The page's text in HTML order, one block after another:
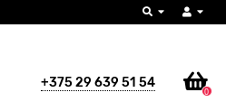
+375 29 639 51 54
0